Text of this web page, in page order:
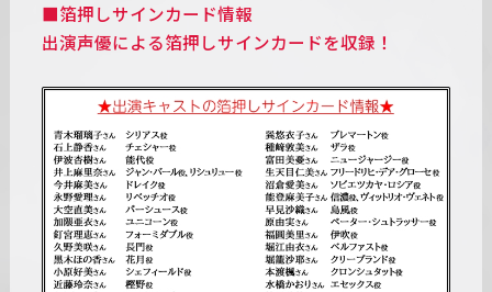
■箔押しサインカード情報
出演声優による箔押しサインカードを収録！